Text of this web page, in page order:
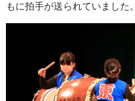
もに拍手が送られていました。